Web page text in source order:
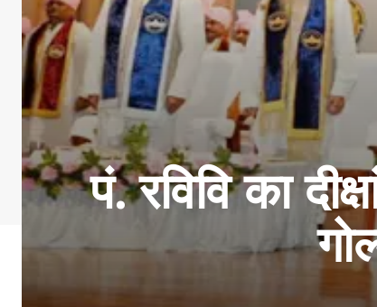
पं. रविवि का